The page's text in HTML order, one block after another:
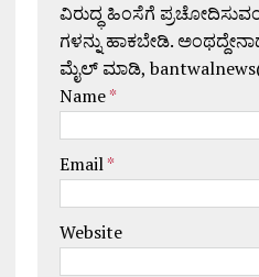
ವಿರುದ್ಧ ಹಿಂಸೆಗೆ
ಗಳನ್ನು ಹಾಕಬೇಡಿ.
ಮೈಲ್ ಮಾಡಿ,
Name*
Email*
Website